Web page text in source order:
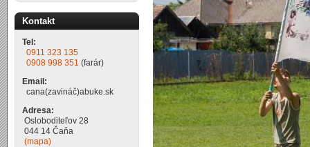
Kontakt
Tel:
0911 323 135
0908 998 351 (farár)
Email:
cana(zavináč)abuke.sk
Adresa:
Osloboditeľov 28
044 14 Čaňa
(mapa)